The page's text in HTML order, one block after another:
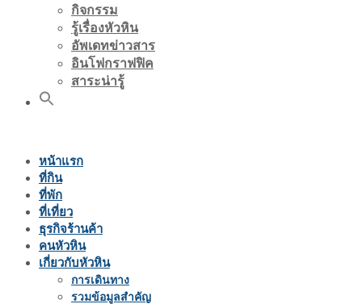
กิจกรรม
รู้เรื่องหัวหิน
อัพเดทข่าวสาร
อินโฟกราฟฟิค
สาระน่ารู้
หน้าแรก
ที่กิน
ที่พัก
ที่เที่ยว
ธุรกิจร้านค้า
คนหัวหิน
เกี่ยวกับหัวหิน
การเดินทาง
รวมข้อมูลสำคัญ